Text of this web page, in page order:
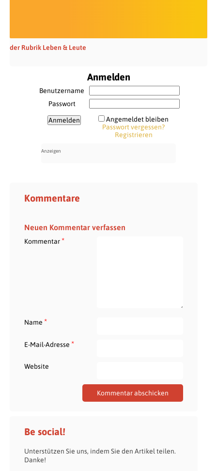
der Rubrik Leben & Leute
Anmelden
Benutzername
Passwort
Angemeldet bleiben
Passwort vergessen?
Registrieren
Kommentare
Neuen Kommentar verfassen
Kommentar*
Name *
E-Mail-Adresse *
Website
Be social!
Unterstützen Sie uns, indem Sie den Artikel teilen.
Danke!